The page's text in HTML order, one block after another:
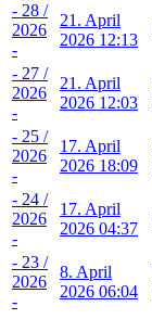
- 28 /
2026
-
21. April
2026 12:13
- 27 /
2026
-
21. April
2026 12:03
- 25 /
2026
-
17. April
2026 18:09
- 24 /
2026
-
17. April
2026 04:37
- 23 /
2026
-
8. April
2026 06:04